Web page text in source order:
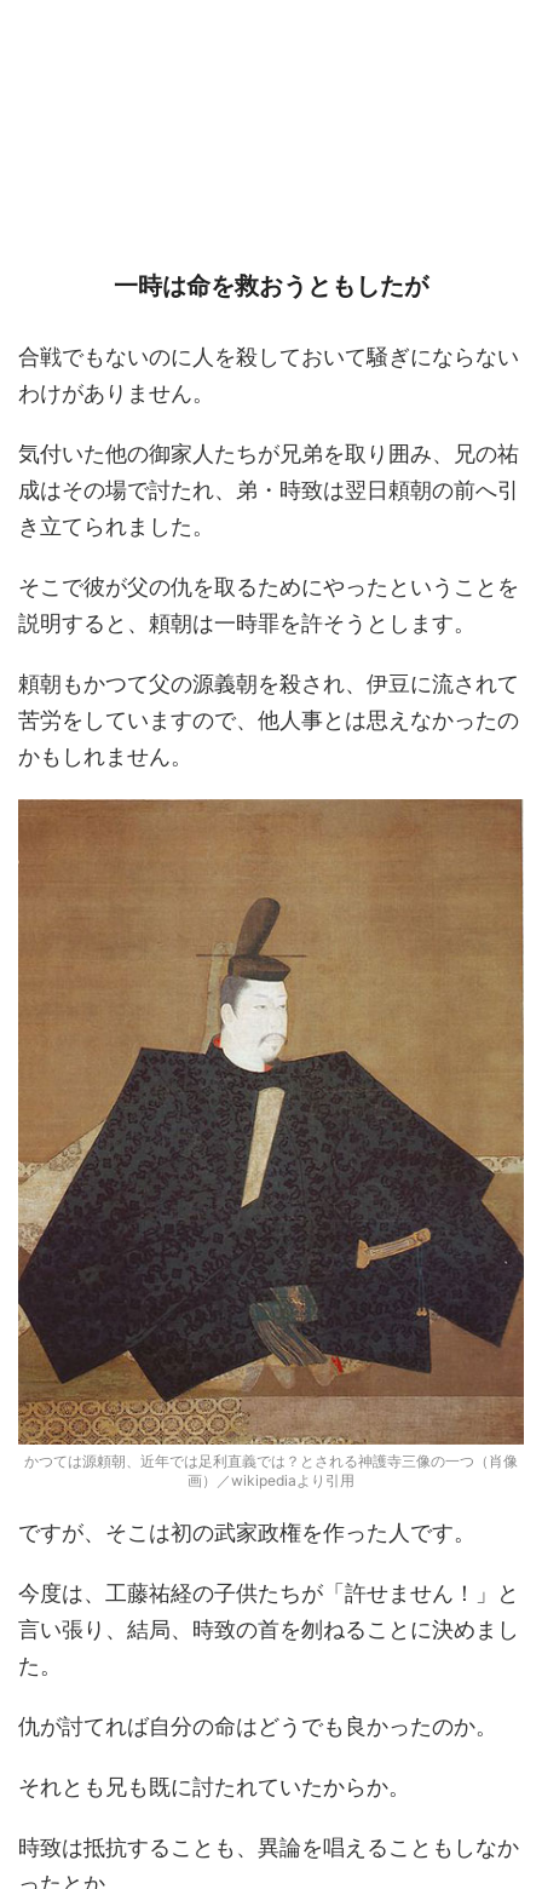
一時は命を救おうともしたが
合戦でもないのに人を殺しておいて騒ぎにならない
わけがありません。
気付いた他の御家人たちが兄弟を取り囲み、兄の祐
成はその場で討たれ、弟・時致は翌日頼朝の前へ引
き立てられました。
そこで彼が父の仇を取るためにやったということを
説明すると、頼朝は一時罪を許そうとします。
頼朝もかつて父の源義朝を殺され、伊豆に流されて
苦労をしていますので、他人事とは思えなかったの
かもしれません。
かつては源頼朝、近年では足利直義では？とされる神護寺三像の一つ（肖像
画）／wikipediaより引用
ですが、そこは初の武家政権を作った人です。
今度は、工藤祐経の子供たちが「許せません！」と
言い張り、結局、時致の首を刎ねることに決めまし
た。
仇が討てれば自分の命はどうでも良かったのか。
それとも兄も既に討たれていたからか。
時致は抵抗することも、異論を唱えることもしなか
ったとか。